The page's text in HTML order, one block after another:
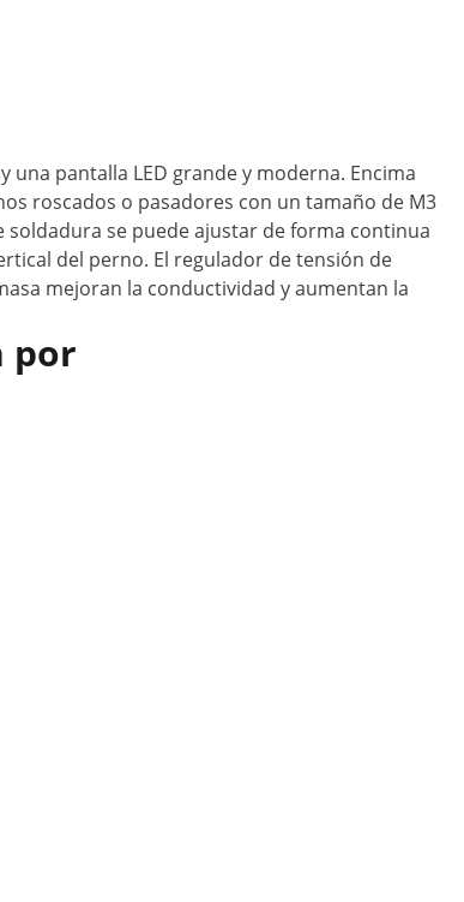
una pantalla LED grande y moderna. Encima
roscados o pasadores con un tamaño de M3
soldadura se puede ajustar de forma continua
del perno. El regulador de tensión de
mejoran la conductividad y aumentan la
por